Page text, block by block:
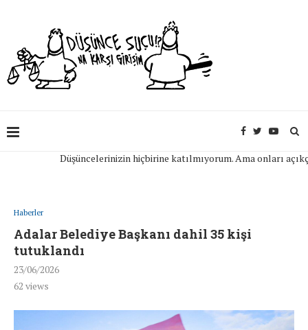
Düşüncelerinizin hiçbirine katılmıyorum. Ama onları açıkça
Haberler
Adalar Belediye Başkanı dahil 35 kişi
tutuklandı
23/06/2026
62 views